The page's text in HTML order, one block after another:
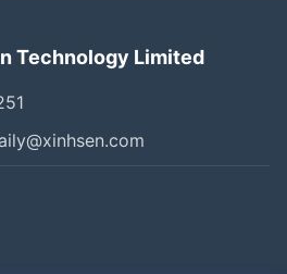
Technology Limited